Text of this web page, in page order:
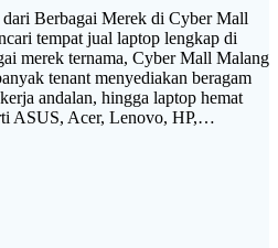
Berbagai Merek di Cyber Mall
tempat jual laptop lengkap di
merek ternama, Cyber Mall Malang
tenant menyediakan beragam
andalan, hingga laptop hemat
ASUS, Acer, Lenovo, HP,…